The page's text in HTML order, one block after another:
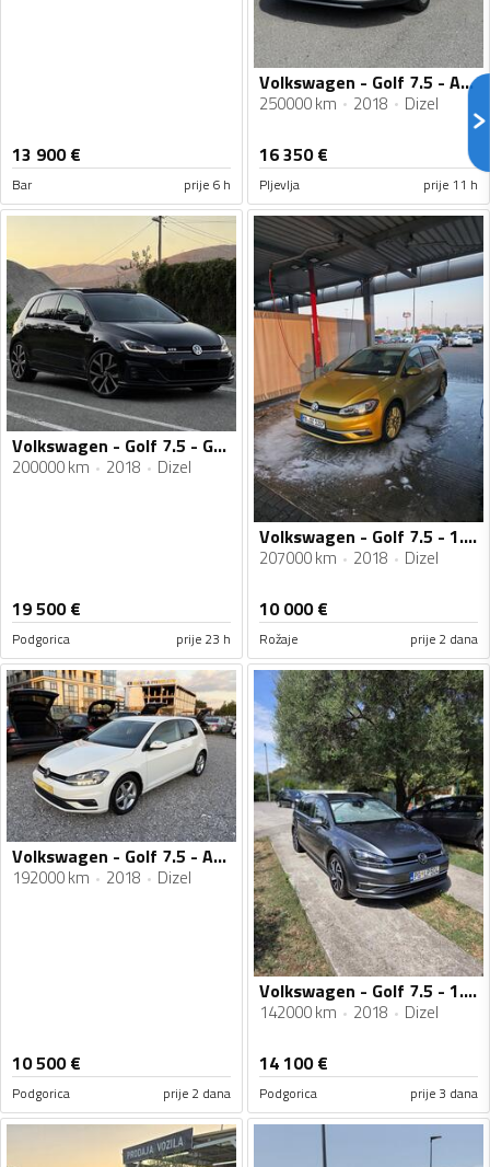
13 900€
Bar prije 6 h
Volkswagen - Golf 7.5 - ALLTRACK 2.0 135KW 4MOTION
250000 km 2018 Dizel
16 350€
Pljevlja prije 11 h
Volkswagen - Golf 7.5 - GTD
200000 km 2018 Dizel
19 500€
Podgorica prije 23 h
Volkswagen - Golf 7.5 - 1.6 TDI
207000 km 2018 Dizel
10 000€
Rožaje prije 2 dana
Volkswagen - Golf 7.5 - Automatik
192000 km 2018 Dizel
10 500€
Podgorica prije 2 dana
Volkswagen - Golf 7.5 - 1.6 TDI
142000 km 2018 Dizel
14 100€
Podgorica prije 3 dana